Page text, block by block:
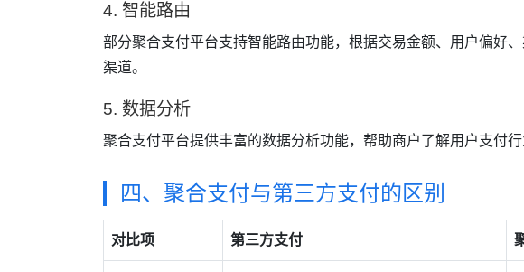
4. 智能路由
部分聚合支付平台支持智能路由功能，根据交易金额、用户偏好
渠道。
5. 数据分析
聚合支付平台提供丰富的数据分析功能，帮助商户了解用户支付行
四、聚合支付与第三方支付的区别
对比项 第三方支付